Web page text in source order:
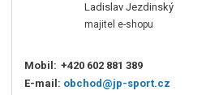
Ladislav Jezdinský
majitel e-shopu
Mobil: +420 602 881 389
E-mail: obchod@jp-sport.cz